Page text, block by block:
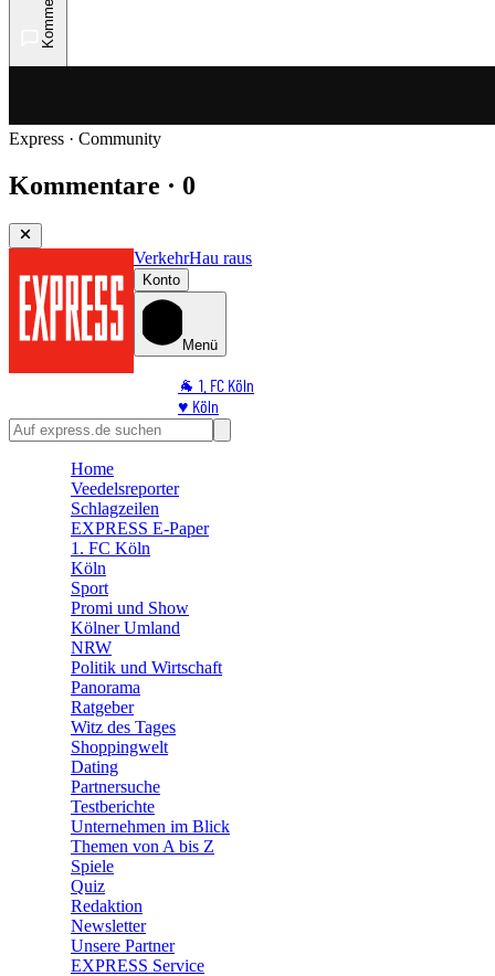
Express · Community
Kommentare · 0
VerkehrHau raus
Konto
Menü
🐐 1. FC Köln
♥️ Köln
⭐ Promi
🛒 Shoppingwelt
Home
Veedelsreporter
Schlagzeilen
EXPRESS E-Paper
1. FC Köln
Köln
Sport
Promi und Show
Kölner Umland
NRW
Politik und Wirtschaft
Panorama
Ratgeber
Witz des Tages
Shoppingwelt
Dating
Partnersuche
Testberichte
Unternehmen im Blick
Themen von A bis Z
Spiele
Quiz
Redaktion
Newsletter
Unsere Partner
EXPRESS Service